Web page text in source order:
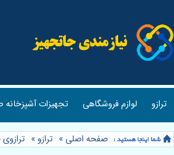
ترازو لوازم فروشگاهی تجهیزات آشپزخانه
صفحه اصلی » ترازو »